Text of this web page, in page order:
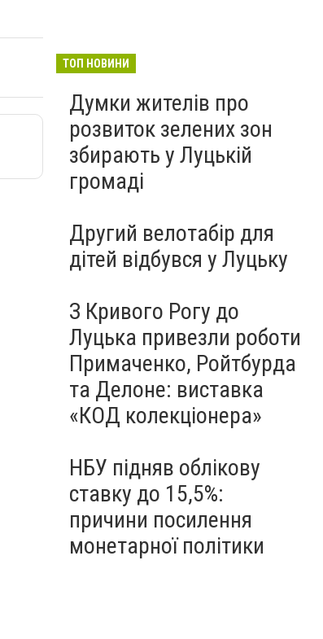
ТОП НОВИНИ
Думки жителів про
розвиток зелених зон
збирають у Луцькій
громаді
Другий велотабір для
дітей відбувся у Луцьку
З Кривого Рогу до
Луцька привезли роботи
Примаченко, Ройтбурда
та Делоне: виставка
«КОД колекціонера»
НБУ підняв облікову
ставку до 15,5%:
причини посилення
монетарної політики